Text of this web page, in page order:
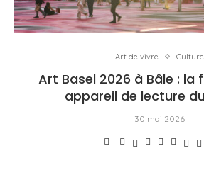
Art de vivre Culture
Art Basel 2026 à Bâle : la
appareil de lecture
30 mai 2026